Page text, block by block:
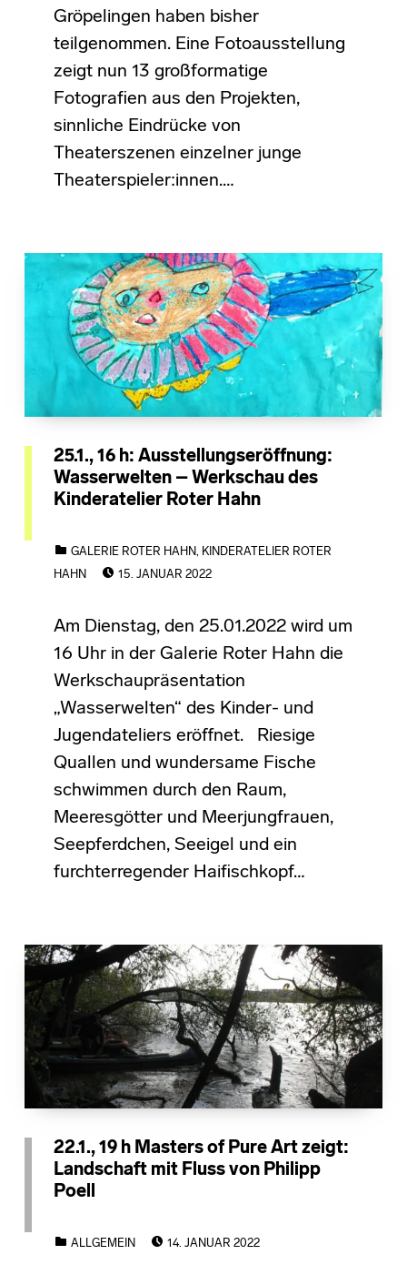
Gröpelingen haben bisher
teilgenommen. Eine Fotoausstellung
zeigt nun 13 großformatige
Fotografien aus den Projekten,
sinnliche Eindrücke von
Theaterszenen einzelner junge
Theaterspieler:innen.…
25.1., 16 h: Ausstellungseröffnung:
Wasserwelten – Werkschau des
Kinderatelier Roter Hahn
GALERIE ROTER HAHN
KINDERATELIER ROTER
HAHN
15. JANUAR 2022
Am Dienstag, den 25.01.2022 wird um
16 Uhr in der Galerie Roter Hahn die
Werkschaupräsentation
„Wasserwelten“ des Kinder- und
Jugendateliers eröffnet. Riesige
Quallen und wundersame Fische
schwimmen durch den Raum,
Meeresgötter und Meerjungfrauen,
Seepferdchen, Seeigel und ein
furchterregender Haifischkopf…
22.1., 19 h Masters of Pure Art zeigt:
Landschaft mit Fluss von Philipp
Poell
ALLGEMEIN
14. JANUAR 2022